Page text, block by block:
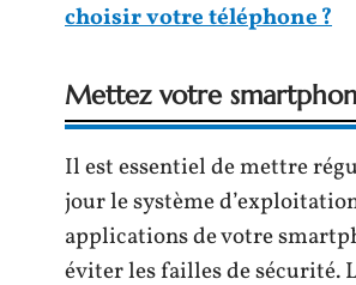
choisir votre téléphone ?
Mettez votre
Il est essentiel de mettre
jour le système
applications de votre
éviter les failles de sécurité.